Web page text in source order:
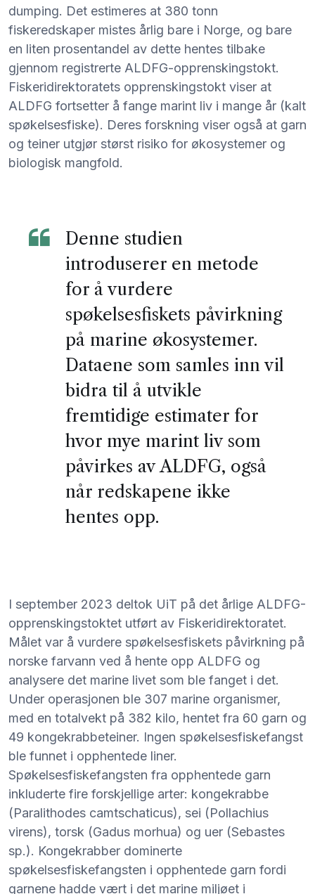
dumping. Det estimeres at 380 tonn
fiskeredskaper mistes årlig bare i Norge, og bare
en liten prosentandel av dette hentes tilbake
gjennom registrerte ALDFG-opprenskingstokt.
Fiskeridirektoratets opprenskingstokt viser at
ALDFG fortsetter å fange marint liv i mange år (kalt
spøkelsesfiske). Deres forskning viser også at garn
og teiner utgjør størst risiko for økosystemer og
biologisk mangfold.
Denne studien
introduserer en metode
for å vurdere
spøkelsesfiskets påvirkning
på marine økosystemer.
Dataene som samles inn vil
bidra til å utvikle
fremtidige estimater for
hvor mye marint liv som
påvirkes av ALDFG, også
når redskapene ikke
hentes opp.
I september 2023 deltok UiT på det årlige ALDFG-
opprenskingstoktet utført av Fiskeridirektoratet.
Målet var å vurdere spøkelsesfiskets påvirkning på
norske farvann ved å hente opp ALDFG og
analysere det marine livet som ble fanget i det.
Under operasjonen ble 307 marine organismer,
med en totalvekt på 382 kilo, hentet fra 60 garn og
49 kongekrabbeteiner. Ingen spøkelsesfiskefangst
ble funnet i opphentede liner.
Spøkelsesfiskefangsten fra opphentede garn
inkluderte fire forskjellige arter: kongekrabbe
(Paralithodes camtschaticus), sei (Pollachius
virens), torsk (Gadus morhua) og uer (Sebastes
sp.). Kongekrabber dominerte
spøkelsesfiskefangsten i opphentede garn fordi
garnene hadde vært i det marine miljøet i